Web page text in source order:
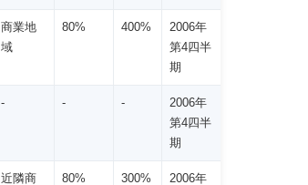
商業地
域
80% 400%
2006年
第4四半
期
- - -
2006年
第4四半
期
近隣商
80% 300%
2006年